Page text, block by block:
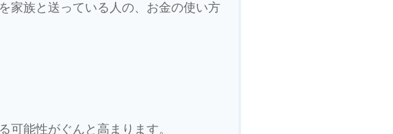
家族と送っている人の、お金の使い方
可能性がぐんと高まります。